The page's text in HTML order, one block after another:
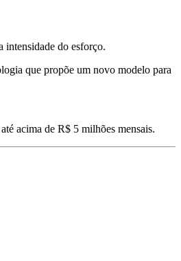
intensidade do esforço.
que propõe um novo modelo para
acima de R$ 5 milhões mensais.